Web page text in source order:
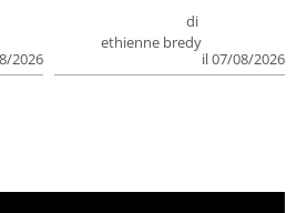
2026
di
ethienne bredy
il 07/08/2026